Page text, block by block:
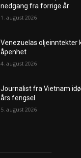
nedgang fra forrige år
1. august 2026
Venezuelas oljeinntekter
åpenhet
4. august 2026
Journalist fra Vietnam
års fengsel
5. august 2026